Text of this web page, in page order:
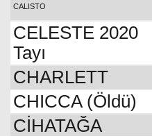
CALISTO
CELESTE 2020
Tayı
CHARLETT
CHICCA (Öldü)
CİHATAĞA